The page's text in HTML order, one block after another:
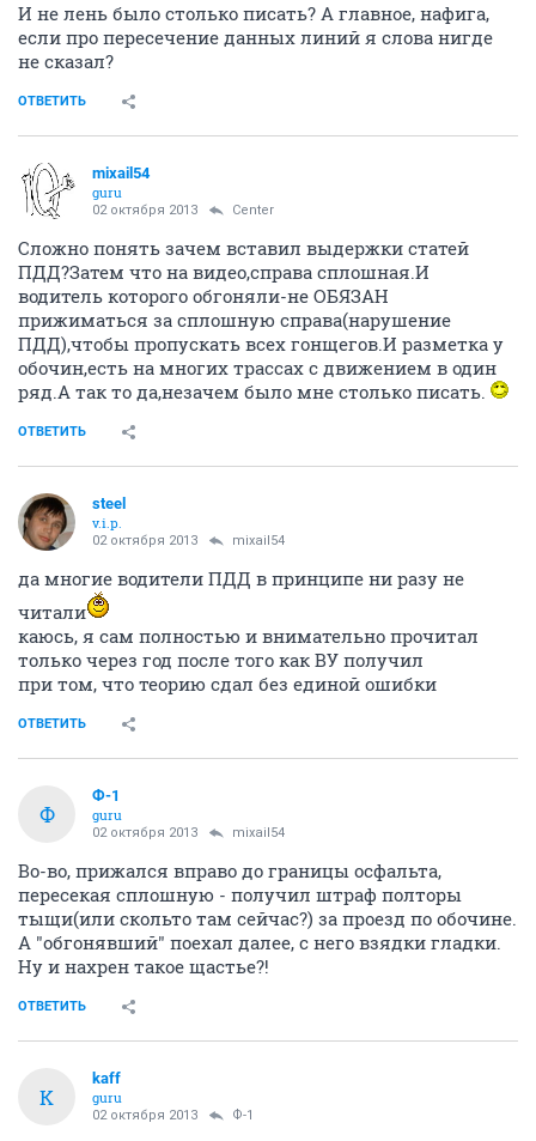
И не лень было столько писать? А главное, нафига,
если про пересечение данных линий я слова нигде
не сказал?
ОТВЕТИТЬ
mixail54
guru
02 октября 2013 Center
Сложно понять зачем вставил выдержки статей
ПДД?Затем что на видео,справа сплошная.И
водитель которого обгоняли-не ОБЯЗАН
прижиматься за сплошную справа(нарушение
ПДД),чтобы пропускать всех гонщегов.И разметка у
обочин,есть на многих трассах с движением в один
ряд.А так то да,незачем было мне столько писать.
ОТВЕТИТЬ
steel
v.i.p.
02 октября 2013 mixail54
да многие водители ПДД в принципе ни разу не
читали
каюсь, я сам полностью и внимательно прочитал
только через год после того как ВУ получил
при том, что теорию сдал без единой ошибки
ОТВЕТИТЬ
Ф
Ф-1
guru
02 октября 2013 mixail54
Во-во, прижался вправо до границы осфальта,
пересекая сплошную - получил штраф полторы
тыщи(или скольто там сейчас?) за проезд по обочине.
А "обгонявший" поехал далее, с него взядки гладки.
Ну и нахрен такое щастье?!
ОТВЕТИТЬ
K
kaff
guru
02 октября 2013 Ф-1